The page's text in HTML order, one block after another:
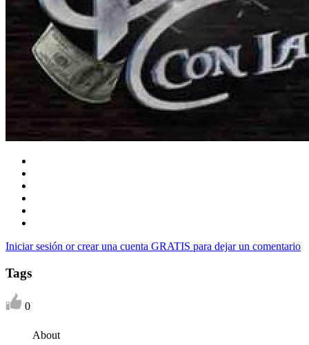
Iniciar sesión or crear una cuenta GRATIS para dejar un comentario
Tags
0
About